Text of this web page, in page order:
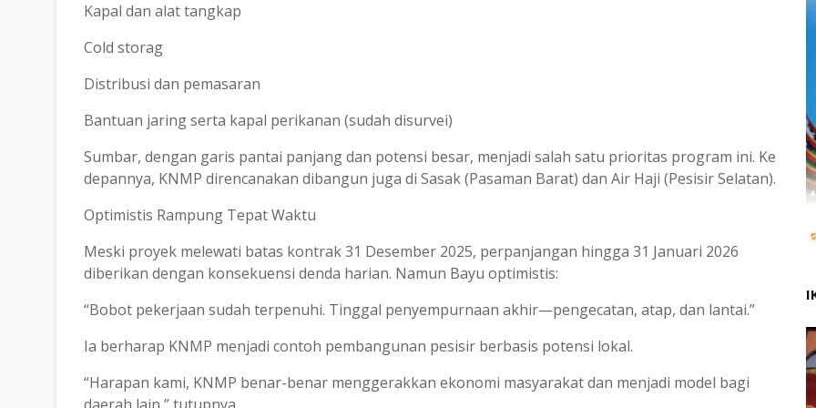
Kapal dan alat tangkap
Cold storag
Distribusi dan pemasaran
Bantuan jaring serta kapal perikanan (sudah disurvei)
Sumbar, dengan garis pantai panjang dan potensi besar, menjadi salah satu prioritas program ini. Ke
depannya, KNMP direncanakan dibangun juga di Sasak (Pasaman Barat) dan Air Haji (Pesisir Selatan).
Optimistis Rampung Tepat Waktu
Meski proyek melewati batas kontrak 31 Desember 2025, perpanjangan hingga 31 Januari 2026
diberikan dengan konsekuensi denda harian. Namun Bayu optimistis:
“Bobot pekerjaan sudah terpenuhi. Tinggal penyempurnaan akhir—pengecatan, atap, dan lantai.”
Ia berharap KNMP menjadi contoh pembangunan pesisir berbasis potensi lokal.
“Harapan kami, KNMP benar-benar menggerakkan ekonomi masyarakat dan menjadi model bagi